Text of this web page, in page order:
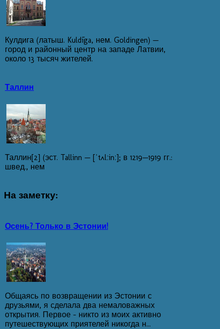
Кулдига (латыш. Kuldīga, нем. Goldingen) —
город и районный центр на западе Латвии,
около 13 тысяч жителей.
Таллин
Таллин[2] (эст. Tallinn — [ˈtʌlːinː]; в 1219—1919 гг.:
швед., нем
На заметку:
Осень? Только в Эстонии!
Общаясь по возвращении из Эстонии с
друзьями, я сделала два немаловажных
открытия. Первое - никто из моих активно
путешествующих приятелей никогда н...